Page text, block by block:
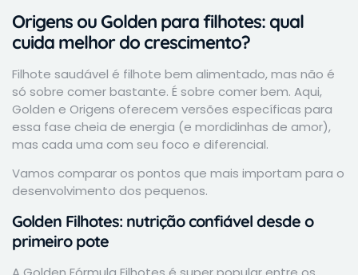
Origens ou Golden para filhotes: qual
cuida melhor do crescimento?
Filhote saudável é filhote bem alimentado, mas não é
só sobre comer bastante. É sobre comer bem. Aqui,
Golden e Origens oferecem versões específicas para
essa fase cheia de energia (e mordidinhas de amor),
mas cada uma com seu foco e diferencial.
Vamos comparar os pontos que mais importam para o
desenvolvimento dos pequenos.
Golden Filhotes: nutrição confiável desde o
primeiro pote